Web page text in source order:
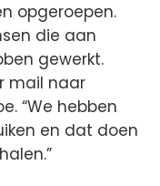
opgeroepen.
die aan
gewerkt.
mail naar
“We hebben
en dat doen